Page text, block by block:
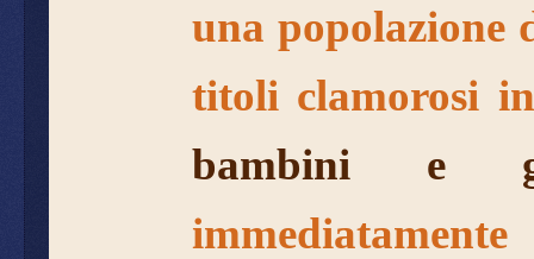
una
titoli clamorosi
bambini
immediatamente